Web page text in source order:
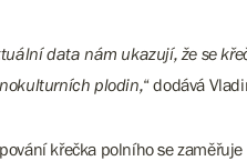
data nám ukazují, že se
plodin,“ dodává
křečka polního se